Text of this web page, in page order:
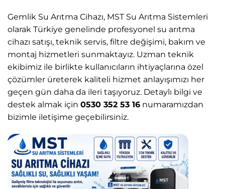
Gemlik Su Arıtma Cihazı, MST Su Arıtma Sistemleri
olarak Türkiye genelinde profesyonel su arıtma
cihazı satışı, teknik servis, filtre değişimi, bakım ve
montaj hizmetleri sunmaktayız. Uzman teknik
ekibimiz ile birlikte kullanıcıların ihtiyaçlarına özel
çözümler üreterek kaliteli hizmet anlayışımızı her
geçen gün daha da ileri taşıyoruz. Detaylı bilgi ve
destek almak için 0530 352 53 16 numaramızdan
bizimle iletişime geçebilirsiniz.